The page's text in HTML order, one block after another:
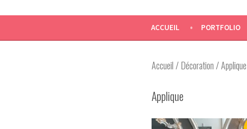
ACCUEIL PORTFOLIO
Accueil/Décoration/ Applique
Applique